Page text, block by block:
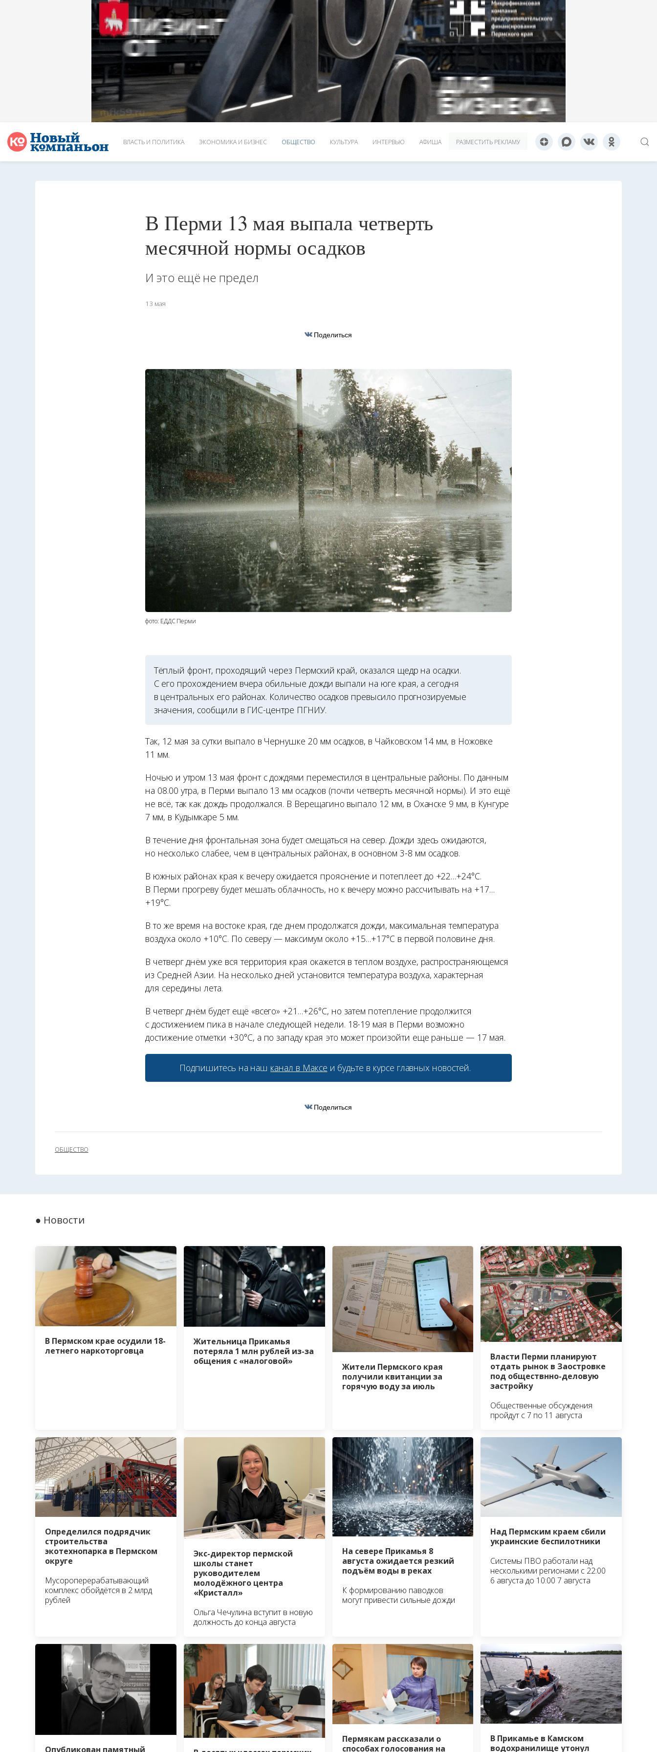
ВЛАСТЬ И ПОЛИТИКА ЭКОНОМИКА И БИЗНЕС ОБЩЕСТВО КУЛЬТУРА ИНТЕРВЬЮ АФИША РАЗМЕСТИТЬ РЕКЛАМУ
В Перми 13 мая выпала четверть
месячной нормы осадков
И это ещё не предел
13 мая
Поделиться
фото: ЕДДС Перми
Тёплый фронт, проходящий через Пермский край, оказался щедр на осадки.
С его прохождением вчера обильные дожди выпали на юге края, а сегодня
в центральных его районах. Количество осадков превысило прогнозируемые
значения, сообщили в ГИС-центре ПГНИУ.
Так, 12 мая за сутки выпало в Чернушке 20 мм осадков, в Чайковском 14 мм, в Ножовке
11 мм.
Ночью и утром 13 мая фронт с дождями переместился в центральные районы. По данным
на 08.00 утра, в Перми выпало 13 мм осадков (почти четверть месячной нормы). И это ещё
не всё, так как дождь продолжался. В Верещагино выпало 12 мм, в Оханске 9 мм, в Кунгуре
7 мм, в Кудымкаре 5 мм.
В течение дня фронтальная зона будет смещаться на север. Дожди здесь ожидаются,
но несколько слабее, чем в центральных районах, в основном 3-8 мм осадков.
В южных районах края к вечеру ожидается прояснение и потеплеет до +22…+24°С.
В Перми прогреву будет мешать облачность, но к вечеру можно рассчитывать на +17…
+19°С.
В то же время на востоке края, где днем продолжатся дожди, максимальная температура
воздуха около +10°С. По северу — максимум около +15…+17°С в первой половине дня.
В четверг днём уже вся территория края окажется в теплом воздухе, распространяющемся
из Средней Азии. На несколько дней установится температура воздуха, характерная
для середины лета.
В четверг днём будет ещё «всего» +21…+26°С, но затем потепление продолжится
с достижением пика в начале следующей недели. 18-19 мая в Перми возможно
достижение отметки +30°С, а по западу края это может произойти еще раньше — 17 мая.
Подпишитесь на наш канал в Максе и будьте в курсе главных новостей.
Поделиться
ОБЩЕСТВО
● Новости
В Пермском крае осудили 18-
летнего наркоторговца
Жительница Прикамья
потеряла 1 млн рублей из-за
общения с «налоговой»
Жители Пермского края
получили квитанции за
горячую воду за июль
Власти Перми планируют
отдать рынок в Заостровке
под обществнно-деловую
застройку
Общественные обсуждения
пройдут с 7 по 11 августа
Определился подрядчик
строительства
экотехнопарка в Пермском
округе
Мусороперерабатывающий
комплекс обойдётся в 2 млрд
рублей
Экс-директор пермской
школы станет
руководителем
молодёжного центра
«Кристалл»
Ольга Чечулина вступит в новую
должность до конца августа
На севере Прикамья 8
августа ожидается резкий
подъём воды в реках
К формированию паводков
могут привести сильные дожди
Над Пермским краем сбили
украинские беспилотники
Системы ПВО работали над
несколькими регионами с 22:00
6 августа до 10:00 7 августа
Опубликован памятный
Пермякам рассказали о
способах голосования на
В Прикамье в Камском
водохранилище утонул